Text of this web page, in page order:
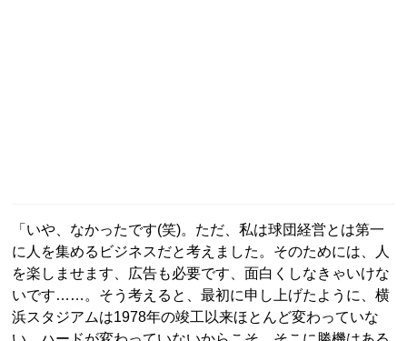
「いや、なかったです(笑)。ただ、私は球団経営とは第一
に人を集めるビジネスだと考えました。そのためには、人
を楽しませます、広告も必要です、面白くしなきゃいけな
いです……。そう考えると、最初に申し上げたように、横
浜スタジアムは1978年の竣工以来ほとんど変わっていな